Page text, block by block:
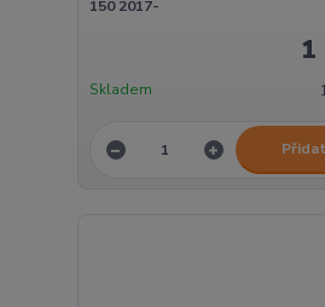
150 2017-
1
Skladem